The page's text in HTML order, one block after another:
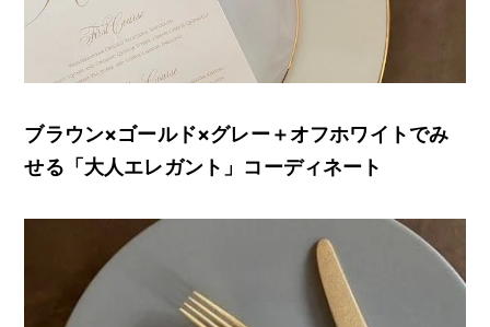
ブラウン×ゴールド×グレー＋オフホワイトでみ
せる「大人エレガント」コーディネート